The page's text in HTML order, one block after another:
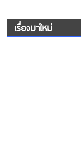
เรื่องมาใหม่